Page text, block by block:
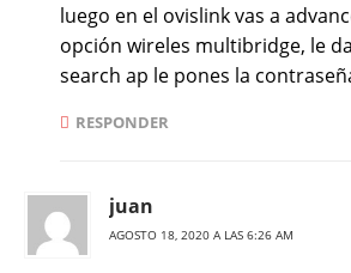
luego en el ovislink vas a
opción wireles multibridge, le
search ap le pones la
RESPONDER
juan
AGOSTO 18, 2020 A LAS 6:26 AM